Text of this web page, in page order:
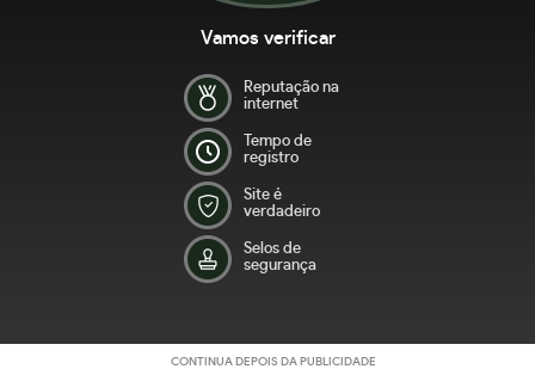
Vamos verificar
Reputação na
internet
Tempo de
registro
Site é
verdadeiro
Selos de
segurança
CONTINUA DEPOIS DA PUBLICIDADE